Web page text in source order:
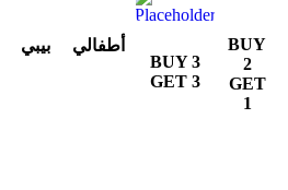
بيبي
أطفالي
BUY 3
GET 3
BUY
2
GET
1